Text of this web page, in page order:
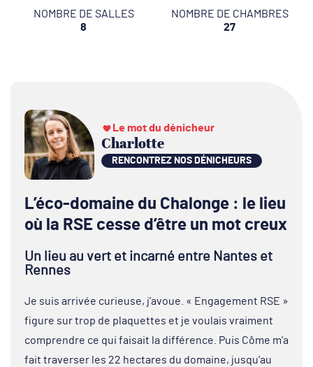
NOMBRE DE SALLES
8
NOMBRE DE CHAMBRES
27
Le mot du dénicheur
Charlotte
RENCONTREZ NOS DÉNICHEURS
L’éco-domaine du Chalonge : le lieu
où la RSE cesse d’être un mot creux
Un lieu au vert et incarné entre Nantes et
Rennes
Je suis arrivée curieuse, j’avoue. « Engagement RSE »
figure sur trop de plaquettes et je voulais vraiment
comprendre ce qui faisait la différence. Puis Côme m’a
fait traverser les 22 hectares du domaine, jusqu’au